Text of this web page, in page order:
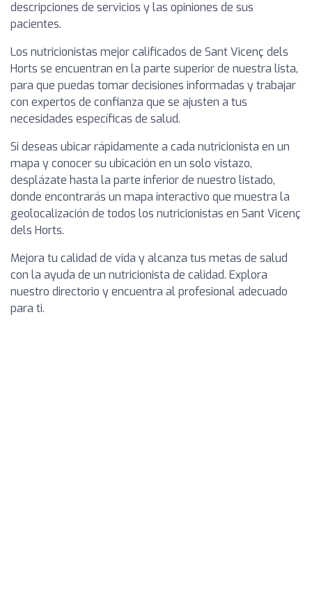
descripciones de servicios y las opiniones de sus
pacientes.
Los nutricionistas mejor calificados de Sant Vicenç dels
Horts se encuentran en la parte superior de nuestra lista,
para que puedas tomar decisiones informadas y trabajar
con expertos de confianza que se ajusten a tus
necesidades específicas de salud.
Si deseas ubicar rápidamente a cada nutricionista en un
mapa y conocer su ubicación en un solo vistazo,
desplázate hasta la parte inferior de nuestro listado,
donde encontrarás un mapa interactivo que muestra la
geolocalización de todos los nutricionistas en Sant Vicenç
dels Horts.
Mejora tu calidad de vida y alcanza tus metas de salud
con la ayuda de un nutricionista de calidad. Explora
nuestro directorio y encuentra al profesional adecuado
para ti.